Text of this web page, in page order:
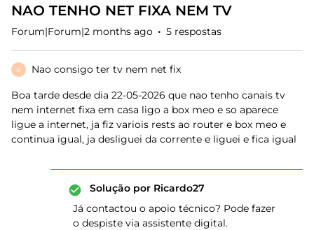
NAO TENHO NET FIXA NEM TV
Forum|Forum|2 months ago 5 respostas
N Nao consigo ter tv nem net fix
Boa tarde desde dia 22-05-2026 que nao tenho canais tv
nem internet fixa em casa ligo a box meo e so aparece
ligue a internet, ja fiz variois rests ao router e box meo e
continua igual, ja desliguei da corrente e liguei e fica igual
Solução por Ricardo27
Já contactou o apoio técnico? Pode fazer
o despiste via assistente digital.